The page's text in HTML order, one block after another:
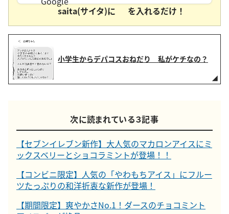
saita(サイタ)に
を入れるだけ！
小学生からデパコスおねだり 私がケチなの？
次に読まれている３記事
【セブンイレブン新作】大人気のマカロンアイスにミ
ックスベリーとショコラミントが登場！！
【コンビニ限定】人気の「やわもちアイス」にフルー
ツたっぷりの和洋折衷な新作が登場！
【期間限定】爽やかさNo.1！ダースのチョコミント